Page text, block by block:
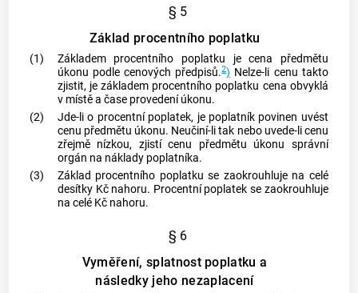
§ 5
Základ procentního poplatku
(1)
Základem procentního poplatku je cena předmětu
úkonu podle cenových předpisů.2) Nelze-li cenu takto
zjistit, je základem procentního poplatku cena obvyklá
v místě a čase provedení úkonu.
(2)
Jde-li o procentní poplatek, je poplatník povinen uvést
cenu předmětu úkonu. Neučiní-li tak nebo uvede-li cenu
zřejmě nízkou, zjistí cenu předmětu úkonu správní
orgán na náklady poplatníka.
(3)
Základ procentního poplatku se zaokrouhluje na celé
desítky Kč nahoru. Procentní poplatek se zaokrouhluje
na celé Kč nahoru.
§ 6
Vyměření, splatnost poplatku a
následky jeho nezaplacení